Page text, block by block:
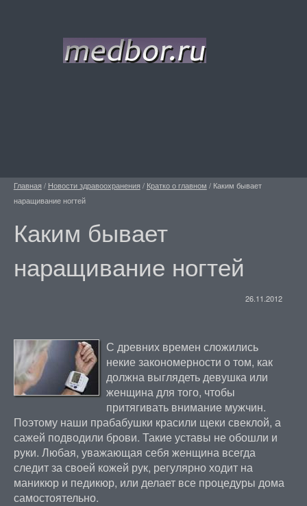
Главная / Новости здравоохранения / Кратко о главном / Каким бывает
наращивание ногтей
Каким бывает
наращивание ногтей
26.11.2012
С древних времен сложились
некие закономерности о том, как
должна выглядеть девушка или
женщина для того, чтобы
притягивать внимание мужчин.
Поэтому наши прабабушки красили щеки свеклой, а
сажей подводили брови. Такие уставы не обошли и
руки. Любая, уважающая себя женщина всегда
следит за своей кожей рук, регулярно ходит на
маникюр и педикюр, или делает все процедуры дома
самостоятельно.